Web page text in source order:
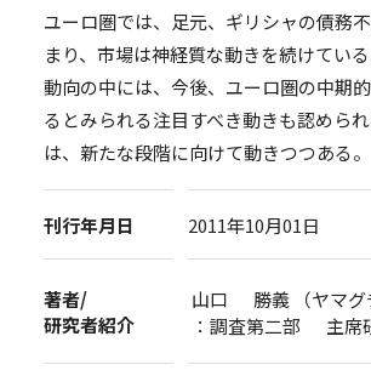
ユーロ圏では、足元、ギリシャの債務
まり、市場は神経質な動きを続けてい
動向の中には、今後、ユーロ圏の中期
るとみられる注目すべき動きも認めら
は、新たな段階に向けて動きつつある。
刊行年月日 2011年10月01日
著者/
研究者紹介
山口 勝義 （ヤマグ
：調査第二部 主席